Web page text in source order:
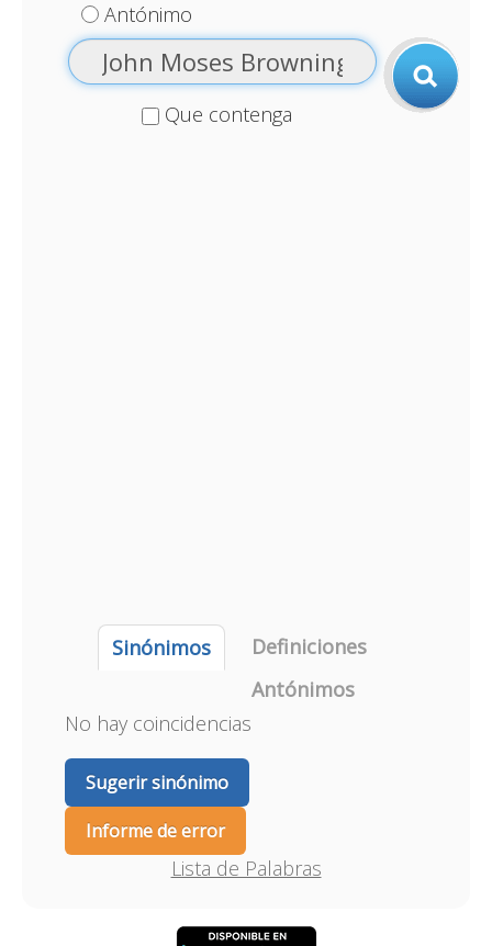
Antónimo
Que contenga
Sinónimos
Definiciones
Antónimos
No hay coincidencias
Sugerir sinónimo
Informe de error
Lista de Palabras